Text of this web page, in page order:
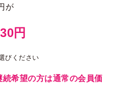
が
円
びください
続希望の方は通常の会員価